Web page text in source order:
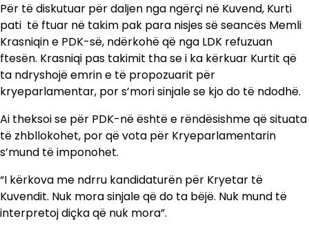
Për të diskutuar për daljen nga ngërçi në Kuvend, Kurti
pati të ftuar në takim pak para nisjes së seancës Memli
Krasniqin e PDK-së, ndërkohë që nga LDK refuzuan
ftesën. Krasniqi pas takimit tha se i ka kërkuar Kurtit që
ta ndryshojë emrin e të propozuarit për
kryeparlamentar, por s’mori sinjale se kjo do të ndodhë.
Ai theksoi se për PDK-në është e rëndësishme që situata
të zhbllokohet, por që vota për Kryeparlamentarin
s’mund të imponohet.
“I kërkova me ndrru kandidaturën për Kryetar të
Kuvendit. Nuk mora sinjale që do ta bëjë. Nuk mund të
interpretoj diçka që nuk mora”.